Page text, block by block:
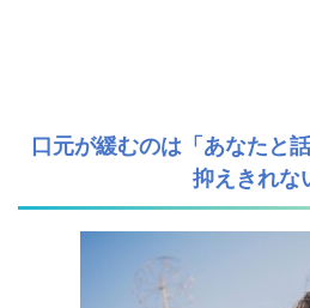
口元が緩むのは「あなたと
抑えきれな